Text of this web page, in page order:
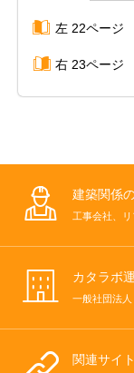
左 22ページ
右 23ページ
建築関係
工事会社、
カタラボ
一般社団法
関連サイト